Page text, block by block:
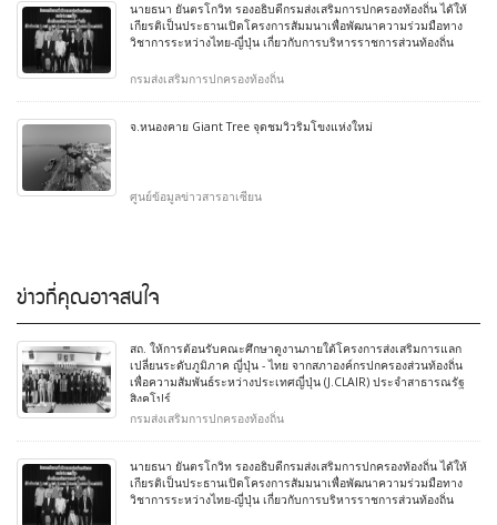
นายธนา ยันตรโกวิท รองอธิบดีกรมส่งเสริมการปกครองท้องถิ่น ได้ให้
เกียรติเป็นประธานเปิดโครงการสัมมนาเพื่อพัฒนาความร่วมมือทาง
วิชาการระหว่างไทย-ญี่ปุ่น เกี่ยวกับการบริหารราชการส่วนท้องถิ่น
กรมส่งเสริมการปกครองท้องถิ่น
จ.หนองคาย Giant Tree จุดชมวิวริมโขงแห่งใหม่
ศูนย์ข้อมูลข่าวสารอาเซียน
ข่าวที่คุณอาจสนใจ
สถ. ให้การต้อนรับคณะศึกษาดูงานภายใต้โครงการส่งเสริมการแลก
เปลี่ยนระดับภูมิภาค ญี่ปุ่น - ไทย จากสภาองค์กรปกครองส่วนท้องถิ่น
เพื่อความสัมพันธ์ระหว่างประเทศญี่ปุ่น (J.CLAIR) ประจำสาธารณรัฐ
สิงคโปร์
กรมส่งเสริมการปกครองท้องถิ่น
นายธนา ยันตรโกวิท รองอธิบดีกรมส่งเสริมการปกครองท้องถิ่น ได้ให้
เกียรติเป็นประธานเปิดโครงการสัมมนาเพื่อพัฒนาความร่วมมือทาง
วิชาการระหว่างไทย-ญี่ปุ่น เกี่ยวกับการบริหารราชการส่วนท้องถิ่น